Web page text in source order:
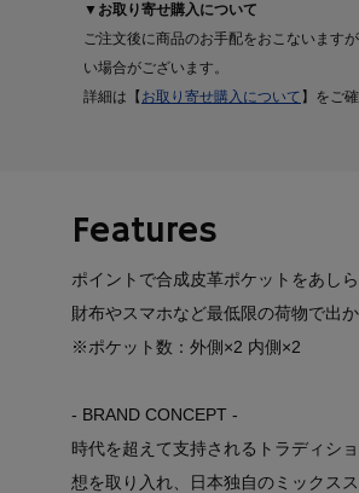
▼お取り寄せ購入について
ご注文後に商品のお手配をおこないます
い場合がございます。
詳細は【 お取り寄せ購入について 】をご
Features
ポイントで合成皮革ポケットをあし
財布やスマホなど最低限の荷物で出
※ポケット数：外側×2 内側×2
- BRAND CONCEPT -
時代を超えて支持されるトラディシ
想を取り入れ、日本独自のミックス